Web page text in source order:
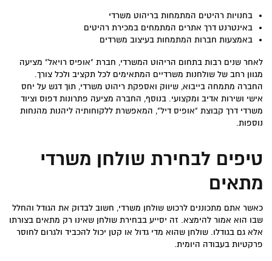
בחנויות רהיטים המתמחות בריהוט משרדי
באינטרנט דרך אתרים המתמחים במכירת רהיטים
באמצעות חברות המתמחות בעיצוב משרדים
לאחר שנים רבות בתחום הריהוט המשרדי, חברת "אופיס רויאל" מציעה
מגוון רחב של שולחנות משרדיים המתאימים לכל תקציב ולכל צורך.
החברה מתמחה בייבוא, שיווק ואספקת ריהוט משרדי, תוך דגש על יחס
אישי ושירות אדיב ומקצועי. בנוסף, החברה מציעה פתרונות דפוס וציוד
משרדי דרך קבוצת "אופיס דיל", המאפשרת ללקוחותיה ליהנות מהנחות
נוספות.
טיפים לבחירת שולחן משרדי
מתאים
כאשר אתם מתכוננים לרכוש שולחן משרדי, חשוב לבדוק את הגודל והחלל
שבו הוא אמור להימצא. זה יסייע בבחירת שולחן שאינו רק מתאים בצורתו
אלא גם בגודלו. שולחן שהוא מדי גדול או קטן יכול להכביד ולגרום לחוסר
פרקטיות בעבודה היומית.